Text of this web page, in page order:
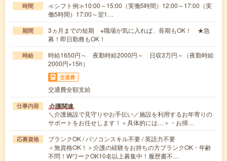
時間
≪シフト例≫10:00～15:00（実働5時間）12:00～17:00（実
働5時間）17:00～翌1…
期間
3ヵ月までの短期 ※職場が気に入れば、長期もOK！ ★急
募！即日勤務もOK！
時給
時給1650円～ 夜勤時給2000円～ 日収3万円～（夜勤時給
2000円×15h）
交通費
交通費全額支給
仕事内容 介護関連
＼介護施設で見守りやお手伝い／施設を利用するお年寄りの
サポートをお任せします！＜具体的には…＞・お掃…
応募資格
ブランクOK / パソコンスキル不要 / 英語力不要
＜無資格OK！＞介護の経験をお持ちの方ブランクOK・年齢
不問！WワークOK10名以上募集中！履歴書不…